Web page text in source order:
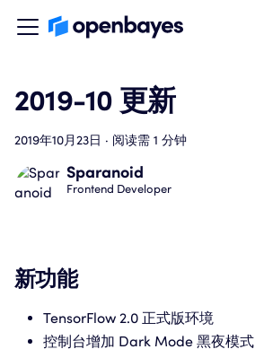
2019-10 更新
2019年10月23日 · 阅读需 1 分钟
Sparanoid
Frontend Developer
新功能
TensorFlow 2.0 正式版环境
控制台增加 Dark Mode 黑夜模式